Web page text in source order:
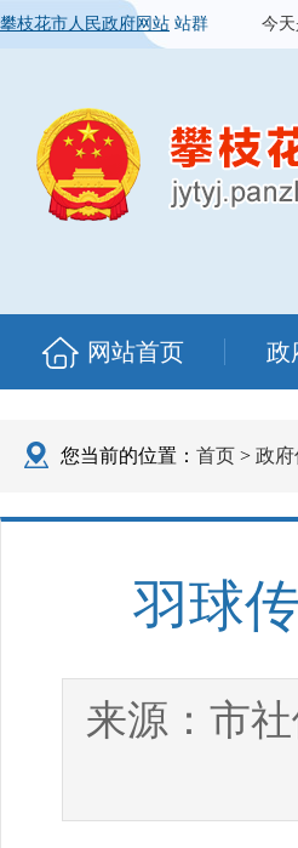
攀枝花市人民政府网站 站群 今天
网站首页 政
您当前的位置： 首页 > 政
羽球
来源： 市